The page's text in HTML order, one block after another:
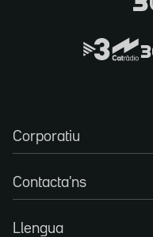
Corporatiu
Contacta'ns
Llengua